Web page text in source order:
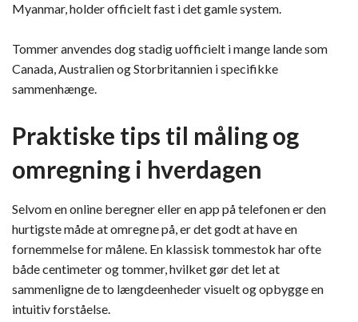
Myanmar, holder officielt fast i det gamle system.
Tommer anvendes dog stadig uofficielt i mange lande som
Canada, Australien og Storbritannien i specifikke
sammenhænge.
Praktiske tips til måling og
omregning i hverdagen
Selvom en online beregner eller en app på telefonen er den
hurtigste måde at omregne på, er det godt at have en
fornemmelse for målene. En klassisk tommestok har ofte
både centimeter og tommer, hvilket gør det let at
sammenligne de to længdeenheder visuelt og opbygge en
intuitiv forståelse.